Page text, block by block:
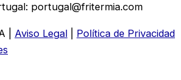
portugal@fritermia.com
| Aviso Legal
Política de Privacidad